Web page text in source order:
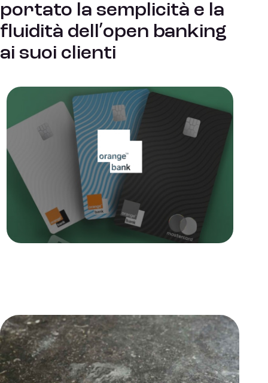
portato la semplicità e la
fluidità dell’open banking
ai suoi clienti